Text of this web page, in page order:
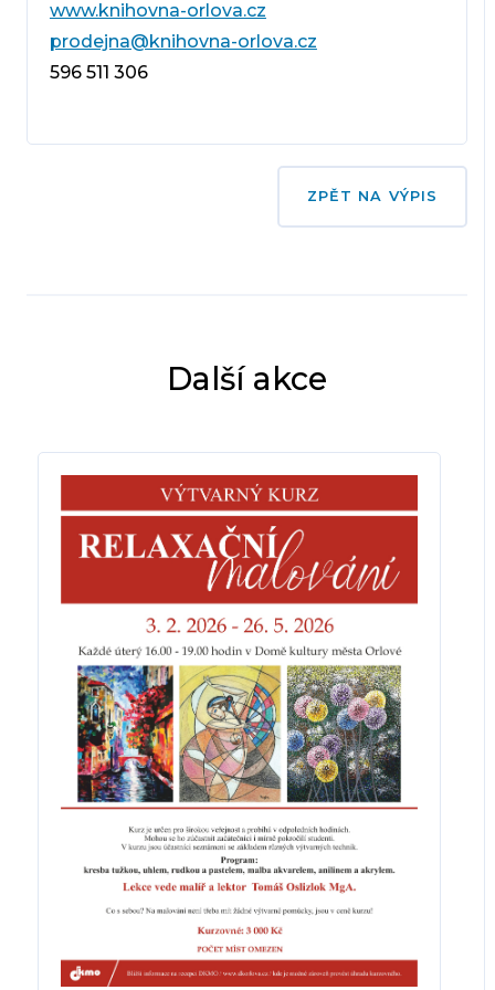
www.knihovna-orlova.cz
prodejna@knihovna-orlova.cz
596 511 306
ZPĚT NA VÝPIS
Další akce